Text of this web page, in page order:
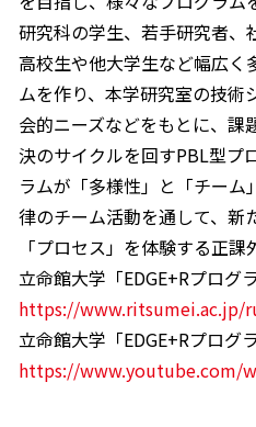
研究科の学生、若手研究者、
高校生や他大学生など幅広く
ムを作り、本学研究室の技術
会的ニーズなどをもとに、課
決のサイクルを回すPBL型プ
ラムが「多様性」と「チーム
律のチーム活動を通して、新
「プロセス」を体験する正課
立命館大学「EDGE+Rプロ
https://www.ritsumei.ac.jp/
立命館大学「EDGE+Rプロ
https://www.youtube.com/